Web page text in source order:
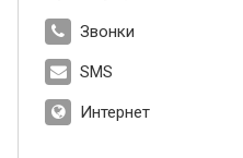
Звонки
SMS
Интернет